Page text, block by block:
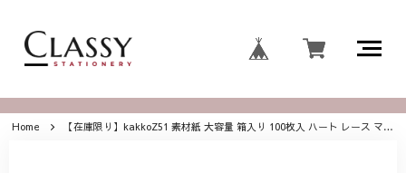
Home 【在庫限り】kakkoZ51 素材紙 大容量 箱入り 100枚入 ハート レース マット メモ 付箋 チケット 手紙 半券 コラージュ素材 海外 ほぼ日